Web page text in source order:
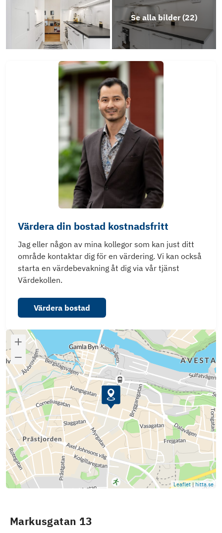
Se alla bilder (22)
Värdera din bostad kostnadsfritt
Jag eller någon av mina kollegor som kan just ditt
område kontaktar dig för en värdering. Vi kan också
starta en värdebevakning åt dig via vår tjänst
Värdekollen.
Värdera bostad
Leaflet | hitta.se
Markusgatan 13